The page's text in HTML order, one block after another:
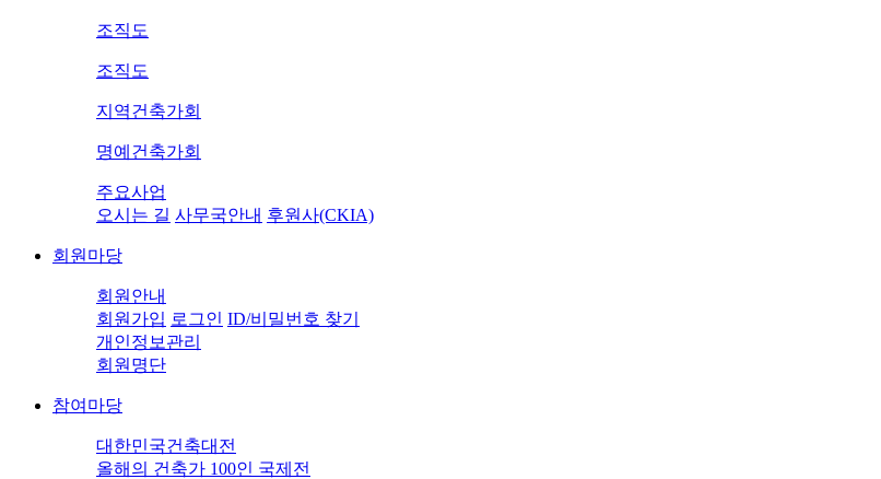
조직도
조직도
지역건축가회
명예건축가회
주요사업
오시는 길 사무국안내 후원사(CKIA)
회원마당
회원안내
회원가입 로그인 ID/비밀번호 찾기
개인정보관리
회원명단
참여마당
대한민국건축대전
올해의 건축가 100인 국제전